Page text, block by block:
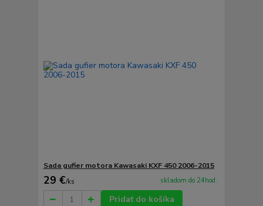
Sada gufier motora Kawasaki KXF 450 2006-2015
29 €/ks skladom do 24hod.
Pridať do košíka